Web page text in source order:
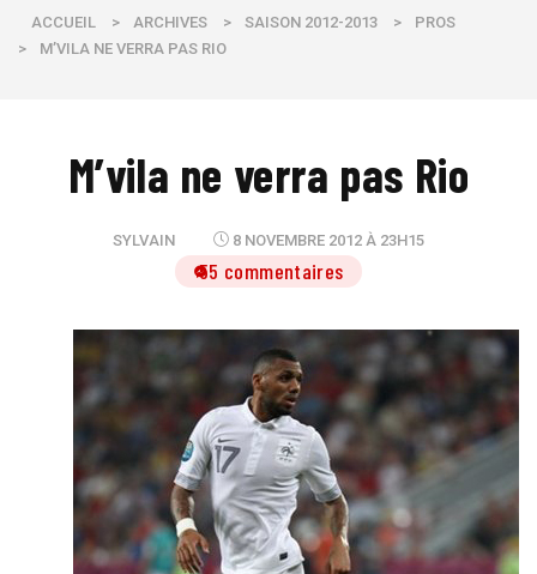
ACCUEIL > ARCHIVES > SAISON 2012-2013 >
PROS
>
M’VILA NE VERRA PAS RIO
M’vila ne verra pas Rio
SYLVAIN 8 NOVEMBRE 2012 À 23H15
55 commentaires